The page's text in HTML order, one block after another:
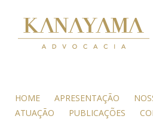
HOME APRESENTAÇÃO
ATUAÇÃO
PUBLICAÇÕES